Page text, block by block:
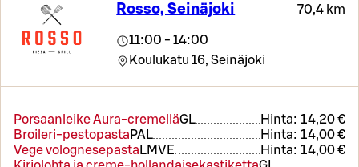
Rosso, Seinäjoki 70,4 km
11:00 - 14:00
Koulukatu 16, Seinäjoki
Porsaanleike Aura-cremelläGL Hinta: 14,20 €
Broileri-pestopasta PÄL Hinta: 14,00 €
Vege volognesepasta LMVE Hinta: 14,00 €